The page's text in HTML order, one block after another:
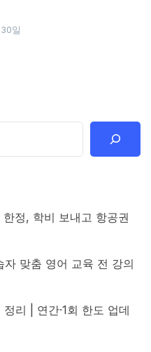
일
정, 학비 보내고 항공권
맞춤 영어 교육 전 강의
리 | 연간·1회 한도 업데